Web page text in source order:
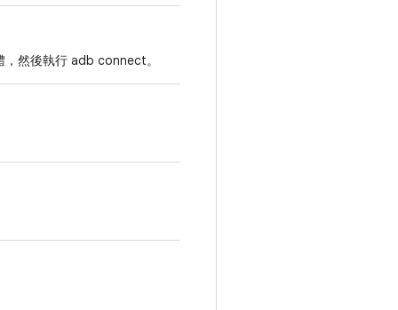
，然後執行 adb connect。